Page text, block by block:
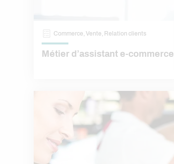
Commerce, Vente, Relation clients
Métier d’assistant e-commerce